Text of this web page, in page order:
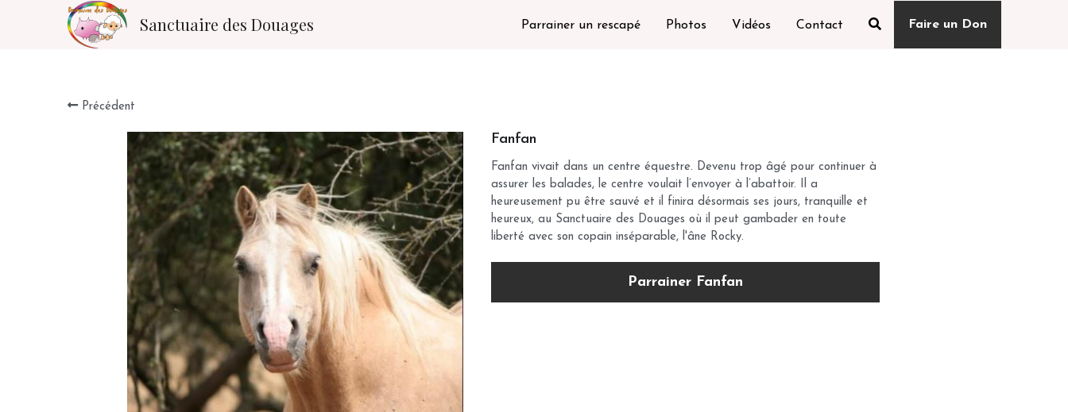
Sanctuaire des Douages Parrainer un rescapé Photos Vidéos Contact Faire un Don
Précédent
Fanfan
Fanfan vivait dans un centre équestre. Devenu trop âgé pour continuer à
assurer les balades, le centre voulait l’envoyer à l’abattoir. Il a
heureusement pu être sauvé et il finira désormais ses jours, tranquille et
heureux, au Sanctuaire des Douages où il peut gambader en toute
liberté avec son copain inséparable, l'âne Rocky.
Parrainer Fanfan